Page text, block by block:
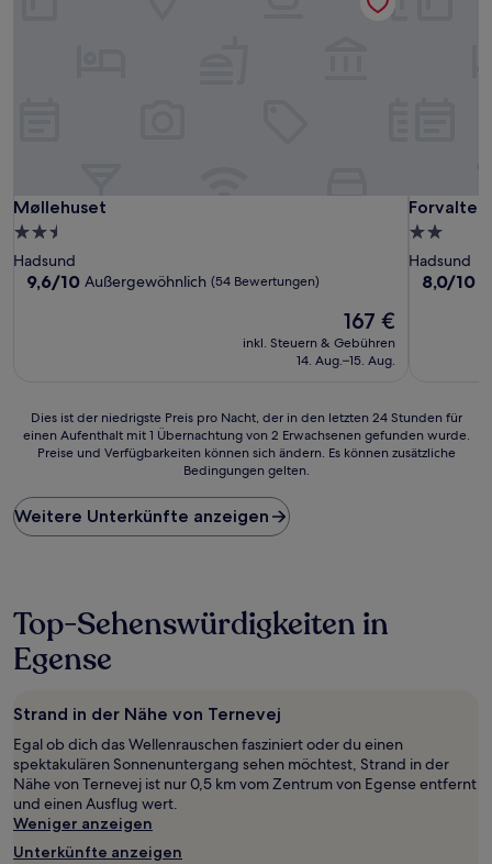
Møllehuset
Møllehuset
2.5-
Sterne-
Unterkunft
Hadsund
9.6
9,6/10 Außergewöhnlich (54 Bewertungen)
Der
Preis
beträgt
167 €
inkl. Steuern & Gebühren
14. Aug.–15. Aug.
Forvalter
Forvalter
2.0-
Sterne-
Hadsund
8.0
8,0/10
Dies
ist
Preis
pro
Nacht,
letzten
24 Stunden
für
einen
mit
von
2 Erwachsenen
gefunden
wurde.
Preise
und
Dies ist der niedrigste Preis pro Nacht, der in den letzten 24 Stunden für
einen Aufenthalt mit 1 Übernachtung von 2 Erwachsenen gefunden wurde.
Preise und Verfügbarkeiten können sich ändern. Es können zusätzliche
Bedingungen gelten.
Weitere Unterkünfte anzeigen
Top-Sehenswürdigkeiten in
Egense
Strand in der Nähe von Ternevej
Egal ob dich das Wellenrauschen fasziniert oder du einen
spektakulären Sonnenuntergang sehen möchtest, Strand in der
Nähe von Ternevej ist nur 0,5 km vom Zentrum von Egense entfernt
und einen Ausflug wert.
Weniger anzeigen
Unterkünfte anzeigen